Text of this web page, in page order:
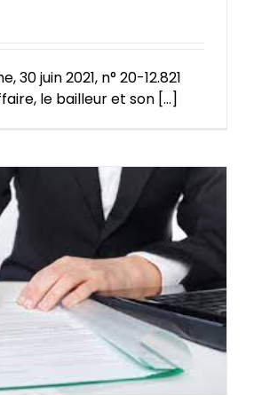
30 juin 2021, n° 20-12.821
le bailleur et son [...]